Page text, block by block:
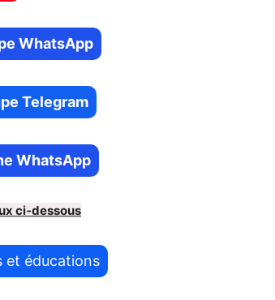
WhatsApp
Telegram
WhatsApp
ci-dessous
et éducations